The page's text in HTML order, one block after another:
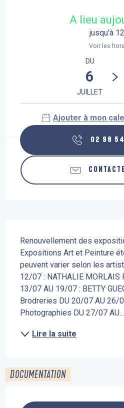
A lieu
jusqu'à
Voir les
DU
6
JUILLET
Ajouter à mon
02 98
Renouvellement des
Expositions Art et Peinture
peuvent varier selon les
12/07 : NATHALIE
13/07 AU 19/07 : BETTY
Brodreries DU 20/07 AU 26/
Photographies DU 27/07 AU...
Lire la suite
DOCUMENTATION